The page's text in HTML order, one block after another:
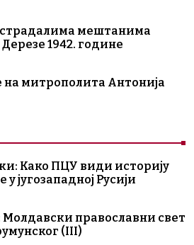
мештанима
1942. године
митрополита Антонија
Како ПЦУ види историју
југозападној Русији
Молдавски православни свет
(III)